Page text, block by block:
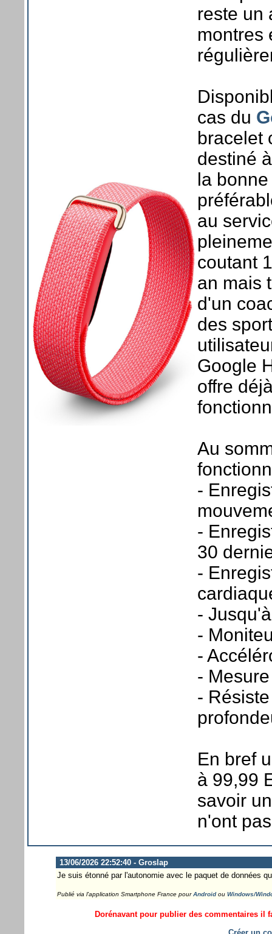
reste un
montres
cas du
bracelet
destiné
la
au
coutant
an mais
d'un
des
Google
offre
Au
-
-
30
-
-
-
-
-
-
En bref
à 99,99
savoir
n'ont
13/06/2026 22:52:40 - Groslap
Je suis étonné par l'autonomie avec le paquet de données
Publié via l'application Smartphone France pourAndroidou Windows/
Dorénavant pour publier des commentaires il